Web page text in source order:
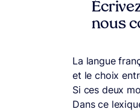
nous
La langue
et le choix
Si ces deux
Dans ce